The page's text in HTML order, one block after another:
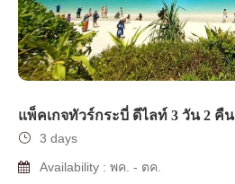
แพ็คเกจทัวร์กระบี่ ดีไลท์ 3 วัน 2 คืน
3 days
Availability : พค. - ตค.